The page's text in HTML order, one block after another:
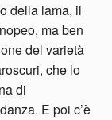
della lama, il
ma ben
del varietà
che lo
di
E poi c’è